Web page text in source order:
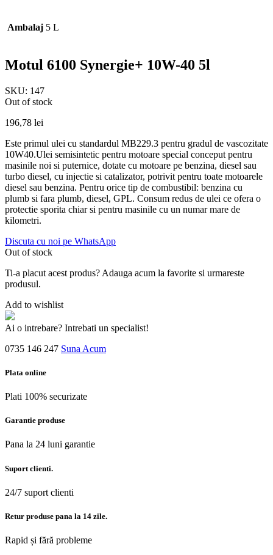
Ambalaj 5 L
Motul 6100 Synergie+ 10W-40 5l
SKU: 147
Out of stock
196,78 lei
Este primul ulei cu standardul MB229.3 pentru gradul de vascozitate
10W40.Ulei semisintetic pentru motoare special conceput pentru
masinile noi si puternice, dotate cu motoare pe benzina, diesel sau
turbo diesel, cu injectie si catalizator, potrivit pentru toate motoarele
diesel sau benzina. Pentru orice tip de combustibil: benzina cu
plumb si fara plumb, diesel, GPL. Consum redus de ulei ce ofera o
protectie sporita chiar si pentru masinile cu un numar mare de
kilometri.
Discuta cu noi pe WhatsApp
Out of stock
Ti-a placut acest produs? Adauga acum la favorite si urmareste
produsul.
Add to wishlist
Ai o intrebare? Intrebati un specialist!
0735 146 247 Suna Acum
Plata online
Plati 100% securizate
Garantie produse
Pana la 24 luni garantie
Suport clienti.
24/7 suport clienti
Retur produse pana la 14 zile.
Rapid și fără probleme